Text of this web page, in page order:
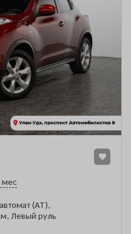
мес
(AT),
Левый руль